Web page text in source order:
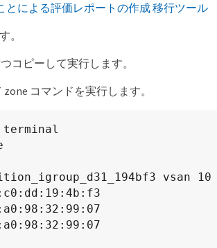
とによる評価レポートの作成 移行ツール
。
コピーして実行します。
コマンドを実行します。
terminal
vsan 10